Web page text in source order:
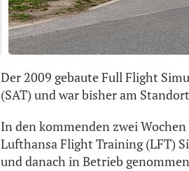
Der 2009 gebaute Full Flight
(SAT) und war bisher am
In den kommenden zwei
Lufthansa Flight Training (LFT)
und danach in Betrieb